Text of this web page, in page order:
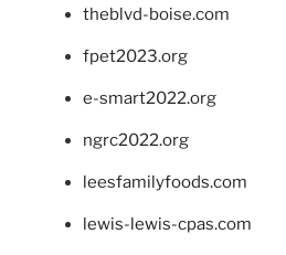
theblvd-boise.com
fpet2023.org
e-smart2022.org
ngrc2022.org
leesfamilyfoods.com
lewis-lewis-cpas.com